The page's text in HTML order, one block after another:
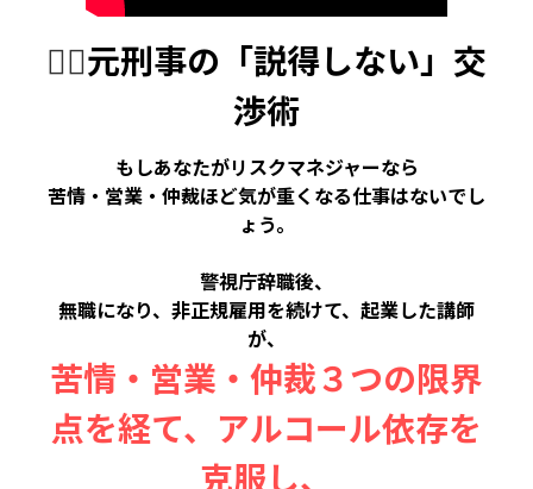
🕵️‍♂️元刑事の「説得しない」交
渉術
もしあなたがリスクマネジャーなら
苦情・営業・仲裁ほど気が重くなる仕事はないでし
ょう。
警視庁辞職後、
無職になり、非正規雇用を続けて、起業した講師
が、
苦情・営業・仲裁３つの限界
点を経て、アルコール依存を
克服し、